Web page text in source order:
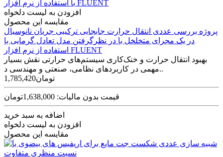
افزودن به لیست دلخواه
مقایسه این محصول
پروژه بررسی عددی انتقال حرارت جابجایی ترکیبی جریان نانوسیال
در یک مجرای متخلخل با در نظرگرفتن مدل تعادل گرمایی با
استفاده از نرم افزار FLUENT
بهبود انتقال حرارت و خنک‌­کاری سیستم‌­های حرارتی نقش بسیار
مهمی در کاربردهای نظامی، صنعتی و مهندسی د..
1,785,420تومان
قیمت بدون مالیات: 1,638,000تومان
اضافه به سبد خرید
افزودن به لیست دلخواه
مقایسه این محصول